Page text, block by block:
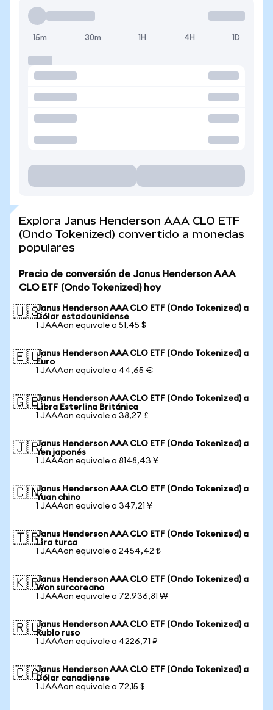
15m 30m 1H 4H 1D
Explora Janus Henderson AAA CLO ETF
(Ondo Tokenized) convertido a monedas
populares
Precio de conversión de Janus Henderson AAA
CLO ETF (Ondo Tokenized) hoy
🇺🇸Janus Henderson AAA CLO ETF (Ondo Tokenized) a
Dólar estadounidense
1 JAAAon equivale a 51,45 $
🇪🇺Janus Henderson AAA CLO ETF (Ondo Tokenized) a
Euro
1 JAAAon equivale a 44,65 €
🇬🇧Janus Henderson AAA CLO ETF (Ondo Tokenized) a
Libra Esterlina Británica
1 JAAAon equivale a 38,27 £
🇯🇵Janus Henderson AAA CLO ETF (Ondo Tokenized) a
Yen japonés
1 JAAAon equivale a 8148,43 ¥
🇨🇳Janus Henderson AAA CLO ETF (Ondo Tokenized) a
Yuan chino
1 JAAAon equivale a 347,21 ¥
🇹🇷Janus Henderson AAA CLO ETF (Ondo Tokenized) a
Lira turca
1 JAAAon equivale a 2454,42 ₺
🇰🇷Janus Henderson AAA CLO ETF (Ondo Tokenized) a
Won surcoreano
1 JAAAon equivale a 72.936,81 ₩
🇷🇺Janus Henderson AAA CLO ETF (Ondo Tokenized) a
Rublo ruso
1 JAAAon equivale a 4226,71 ₽
🇨🇦Janus Henderson AAA CLO ETF (Ondo Tokenized) a
Dólar canadiense
1 JAAAon equivale a 72,15 $